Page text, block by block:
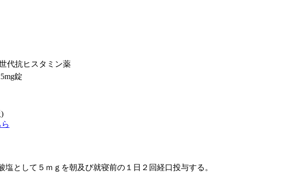
代抗ヒスタミン薬
錠
として５ｍｇを朝及び就寝前の１日２回経口投与する。